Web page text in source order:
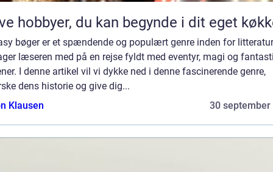
hobbyer, du kan begynde i dit eget
bøger er et spændende og populært genre inden for
læseren med på en rejse fyldt med eventyr, magi og
I denne artikel vil vi dykke ned i denne fascinerende genre,
dens historie og give dig...
Klausen
30 september